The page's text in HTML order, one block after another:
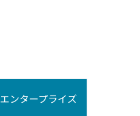
エンタープライズ